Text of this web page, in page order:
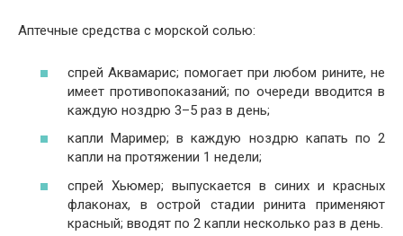
Аптечные средства с морской солью:
спрей Аквамарис; помогает при любом рините, не
имеет противопоказаний; по очереди вводится в
каждую ноздрю 3–5 раз в день;
капли Маример; в каждую ноздрю капать по 2
капли на протяжении 1 недели;
спрей Хьюмер; выпускается в синих и красных
флаконах, в острой стадии ринита применяют
красный; вводят по 2 капли несколько раз в день.